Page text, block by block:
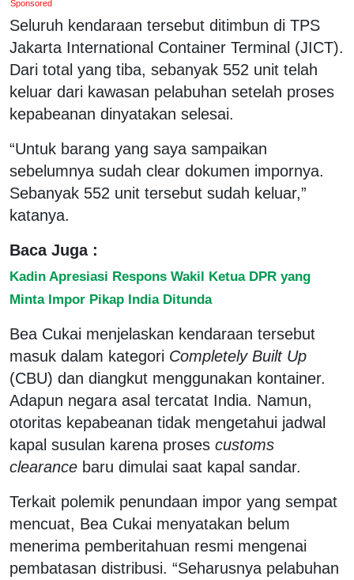
Sponsored
Seluruh kendaraan tersebut ditimbun di TPS
Jakarta International Container Terminal (JICT).
Dari total yang tiba, sebanyak 552 unit telah
keluar dari kawasan pelabuhan setelah proses
kepabeanan dinyatakan selesai.
“Untuk barang yang saya sampaikan
sebelumnya sudah clear dokumen impornya.
Sebanyak 552 unit tersebut sudah keluar,”
katanya.
Baca Juga :
Kadin Apresiasi Respons Wakil Ketua DPR yang
Minta Impor Pikap India Ditunda
Bea Cukai menjelaskan kendaraan tersebut
masuk dalam kategori Completely Built Up
(CBU) dan diangkut menggunakan kontainer.
Adapun negara asal tercatat India. Namun,
otoritas kepabeanan tidak mengetahui jadwal
kapal susulan karena proses customs
clearance baru dimulai saat kapal sandar.
Terkait polemik penundaan impor yang sempat
mencuat, Bea Cukai menyatakan belum
menerima pemberitahuan resmi mengenai
pembatasan distribusi. “Seharusnya pelabuhan